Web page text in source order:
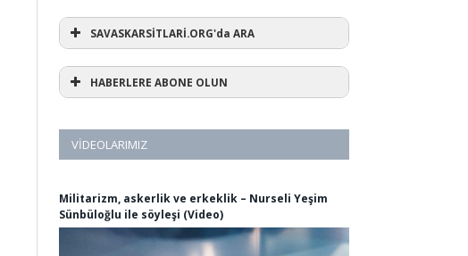
SAVASKARSİTLARİ.ORG'da ARA
HABERLERE ABONE OLUN
VIDEOLARIMIZ
Militarizm, askerlik ve erkeklik – Nurseli Yeşim
Sünbüloğlu ile söyleşi (Video)